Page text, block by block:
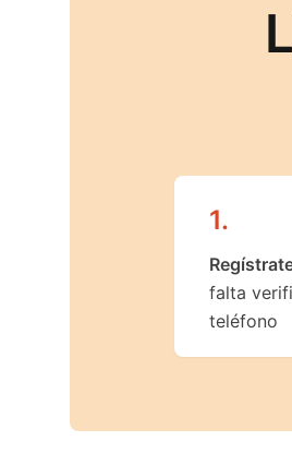
1.
falta
teléfono